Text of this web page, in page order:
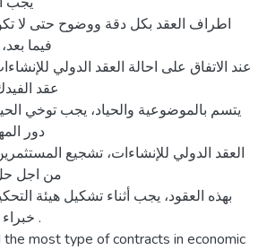
اطراف العقد بكل دقة ووضوح حتى لا
فيما
عند الاتفاق على احالة العقد الدولي
عقد
يتسم بالموضوعية والحياد، يجب توخي
دور
العقد الدولي للإنشاءات، تشجيع
من اجل حل
بهذه العقود، يجب أثناء تشكيل هيئة
خبراء فنينين وقانونينين معاً .
the most type of contracts in economic